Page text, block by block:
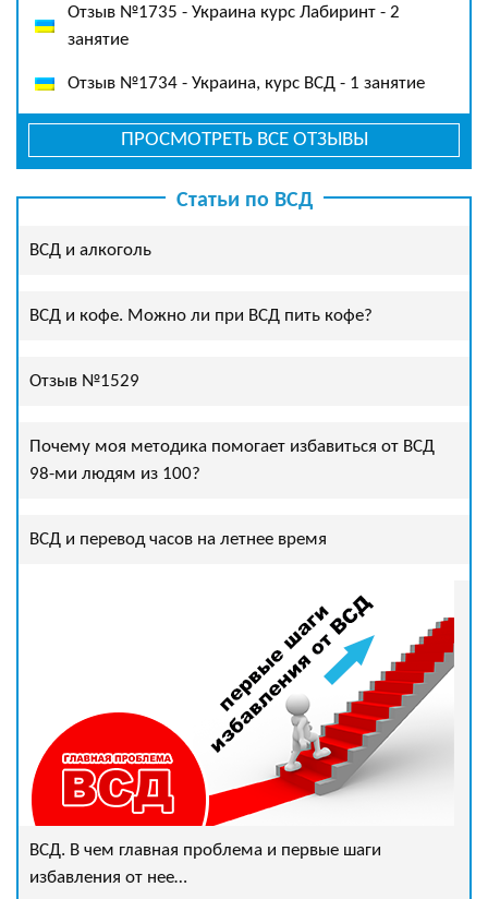
Отзыв №1735 - Украина курс Лабиринт - 2
занятие
Отзыв №1734 - Украина, курс ВСД - 1 занятие
ПРОСМОТРЕТЬ ВСЕ ОТЗЫВЫ
Статьи по ВСД
ВСД и алкоголь
ВСД и кофе. Можно ли при ВСД пить кофе?
Отзыв №1529
Почему моя методика помогает избавиться от ВСД
98-ми людям из 100?
ВСД и перевод часов на летнее время
ВСД. В чем главная проблема и первые шаги
избавления от нее…